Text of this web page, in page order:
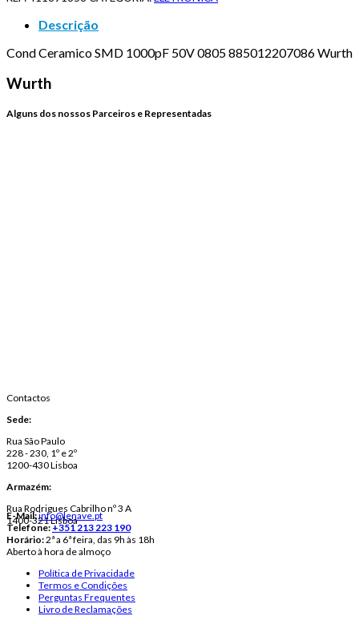
Descrição
Cond Ceramico SMD 1000pF 50V 0805 885012207086 Wurth
Wurth
Alguns dos nossos Parceiros e Representadas
Contactos
Sede:
Rua São Paulo
228 - 230, 1º e 2º
1200-430 Lisboa
Armazém:
Rua Rodrigues Cabrilho nº 3 A
1400-321 Lisboa
E-Mail:info@lenave.pt
Telefone:+351 213 223 190
Horário:2ª a 6ª feira, das 9h às 18h
Aberto à hora de almoço
Política de Privacidade
Termos e Condições
Perguntas Frequentes
Livro de Reclamações